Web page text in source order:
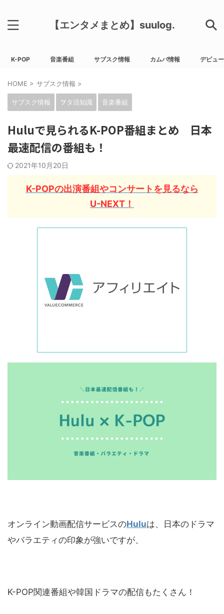
【エンタメまとめ】suulog.
K-POP 音楽番組 サブスク情報 カムバ情報 デビュ
HOME > サブスク情報 >
サブスク情報 ヲタ活知識 音楽番組
Huluで見られるK-POP番組まとめ 日本
最速配信の番組も！
2021年10月20日
K-POPの出演番組やコンサートを見るなら
U-NEXT！
オンライン動画配信サービスのHuluは、日本のドラマ
やバラエティの印象が強いですが、
K-POP関連番組や韓国ドラマの配信もたくさん！